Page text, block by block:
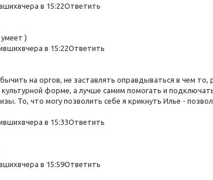
в 15:22Ответить
)
в 15:22Ответить
на оргов, не заставлять оправдываться в чем то,
форме, а лучше самим помогать и
То, что могу позволить себе я крикнуть Илье -
в 15:33Ответить
в 15:59Ответить